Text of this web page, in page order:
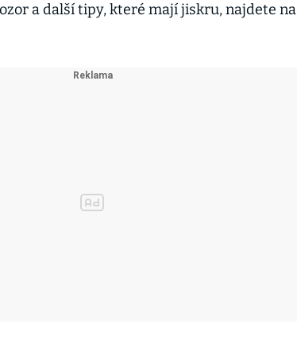
a další tipy, které mají jiskru, najdete na